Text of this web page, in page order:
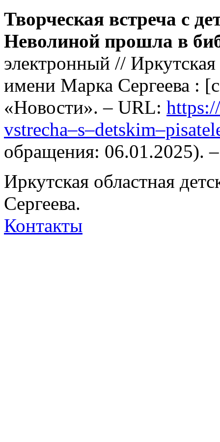
Творческая встреча с
Неволиной прошла в
электронный // Иркутская
имени Марка Сергеева :
«Новости». – URL:
обращения: 06.01.2025).
Иркутская областная
Сергеева.
Контакты